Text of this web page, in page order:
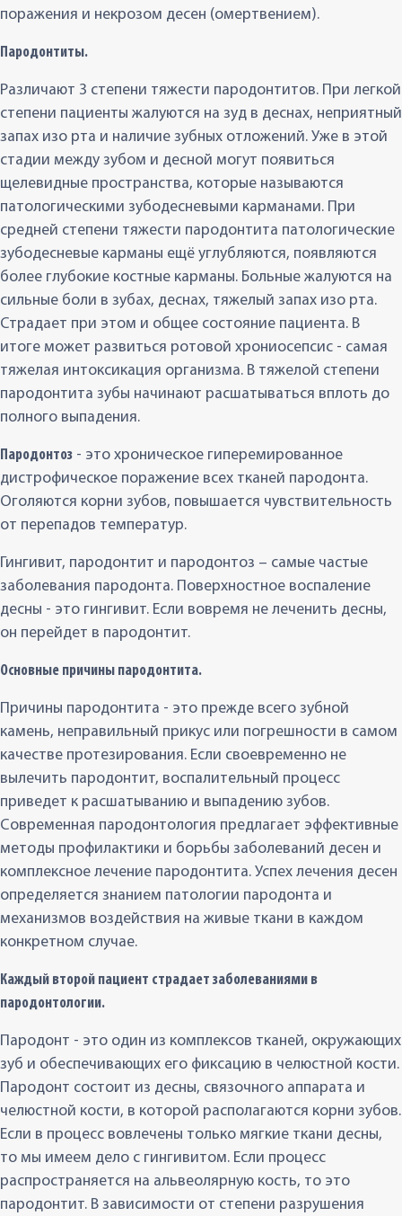
поражения и некрозом десен (омертвением).
Пародонтиты.
Различают 3 степени тяжести пародонтитов. При легкой
степени пациенты жалуются на зуд в деснах, неприятный
запах изо рта и наличие зубных отложений. Уже в этой
стадии между зубом и десной могут появиться
щелевидные пространства, которые называются
патологическими зубодесневыми карманами. При
средней степени тяжести пародонтита патологические
зубодесневые карманы ещё углубляются, появляются
более глубокие костные карманы. Больные жалуются на
сильные боли в зубах, деснах, тяжелый запах изо рта.
Страдает при этом и общее состояние пациента. В
итоге может развиться ротовой хрониосепсис - самая
тяжелая интоксикация организма. В тяжелой степени
пародонтита зубы начинают расшатываться вплоть до
полного выпадения.
Пародонтоз - это хроническое гиперемированное
дистрофическое поражение всех тканей пародонта.
Оголяются корни зубов, повышается чувствительность
от перепадов температур.
Гингивит, пародонтит и пародонтоз – самые частые
заболевания пародонта. Поверхностное воспаление
десны - это гингивит. Если вовремя не леченить десны,
он перейдет в пародонтит.
Основные причины пародонтита.
Причины пародонтита - это прежде всего зубной
камень, неправильный прикус или погрешности в самом
качестве протезирования. Если своевременно не
вылечить пародонтит, воспалительный процесс
приведет к расшатыванию и выпадению зубов.
Современная пародонтология предлагает эффективные
методы профилактики и борьбы заболеваний десен и
комплексное лечение пародонтита. Успех лечения десен
определяется знанием патологии пародонта и
механизмов воздействия на живые ткани в каждом
конкретном случае.
Каждый второй пациент страдает заболеваниями в
пародонтологии.
Пародонт - это один из комплексов тканей, окружающих
зуб и обеспечивающих его фиксацию в челюстной кости.
Пародонт состоит из десны, связочного аппарата и
челюстной кости, в которой располагаются корни зубов.
Если в процесс вовлечены только мягкие ткани десны,
то мы имеем дело с гингивитом. Если процесс
распространяется на альвеолярную кость, то это
пародонтит. В зависимости от степени разрушения